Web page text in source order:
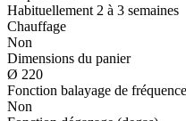
Habituellement 2 à 3 semaines
Chauffage
Non
Dimensions du panier
Ø 220
Fonction balayage de
Non